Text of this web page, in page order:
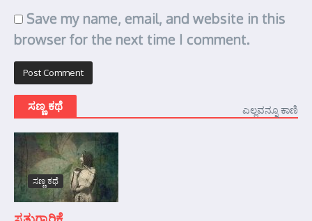
Save my name, email, and website in this
browser for the next time I comment.
ಸಣ್ಣ ಕಥೆ ಎಲ್ಲವನ್ನೂ ಕಾಣಿ
ಸಣ್ಣ ಕಥೆ
ಸ್ವತ್ತುಗಾರಿಕೆ